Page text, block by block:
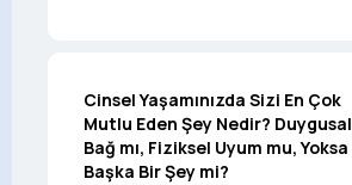
Cinsel Yaşamınızda Sizi En Çok
Mutlu Eden Şey Nedir? Duygusal
Bağ mı, Fiziksel Uyum mu, Yoksa
Başka Bir Şey mi?